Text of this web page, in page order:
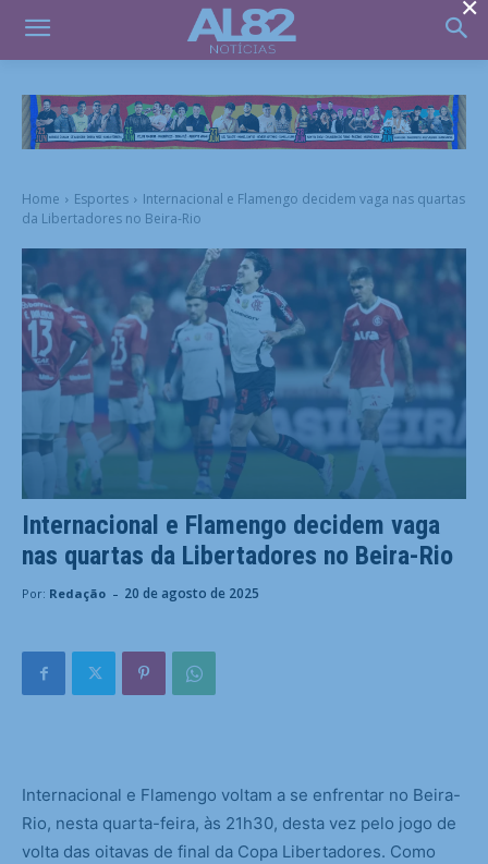
Home Esportes
Internacional e Flamengo decidem vaga nas quartas
da Libertadores no Beira-Rio
Internacional e Flamengo decidem vaga
nas quartas da Libertadores no Beira-Rio
Por: Redação - 20 de agosto de 2025
Internacional e Flamengo voltam a se enfrentar no Beira-
Rio, nesta quarta-feira, às 21h30, desta vez pelo jogo de
volta das oitavas de final da Copa Libertadores. Como